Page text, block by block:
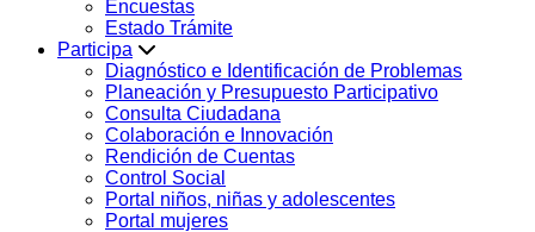
Encuestas
Estado Trámite
Participa
Diagnóstico e Identificación de Problemas
Planeación y Presupuesto Participativo
Consulta Ciudadana
Colaboración e Innovación
Rendición de Cuentas
Control Social
Portal niños, niñas y adolescentes
Portal mujeres